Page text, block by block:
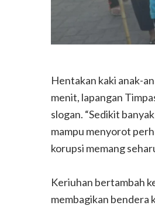
Hentakan kaki anak-
menit, lapangan
slogan. “Sedikit
mampu menyorot
korupsi memang
Keriuhan bertambah
membagikan bendera